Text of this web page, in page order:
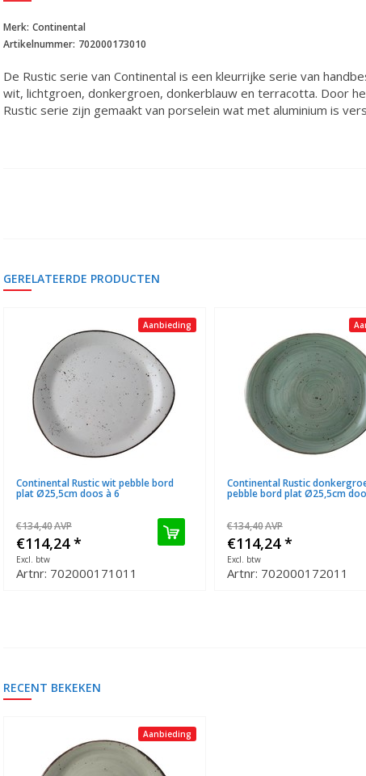
Merk: Continental
Artikelnummer: 702000173010
De Rustic serie van Continental is een kleurrijke serie van
wit, lichtgroen, donkergroen, donkerblauw en terracotta. Door
Rustic serie zijn gemaakt van porselein wat met aluminium is
GERELATEERDE PRODUCTEN
Aanbieding
Continental Rustic wit pebble bord
plat Ø25,5cm doos à 6
€134,40AVP
€114,24*
Excl. btw
Artnr: 702000171011
Continental Rustic
pebble bord plat Ø25,5cm
€134,40AVP
€114,24*
Excl. btw
Artnr: 702000172011
RECENT BEKEKEN
Aanbieding